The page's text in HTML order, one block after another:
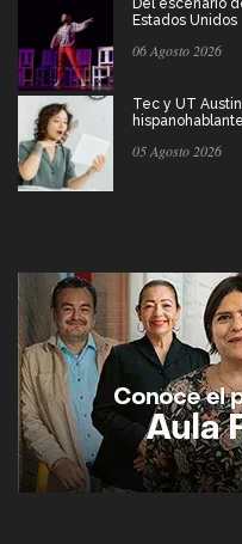
Del escenario
Estados Unidos
06 Agosto 2026
Tec y UT
05 Agosto 2026